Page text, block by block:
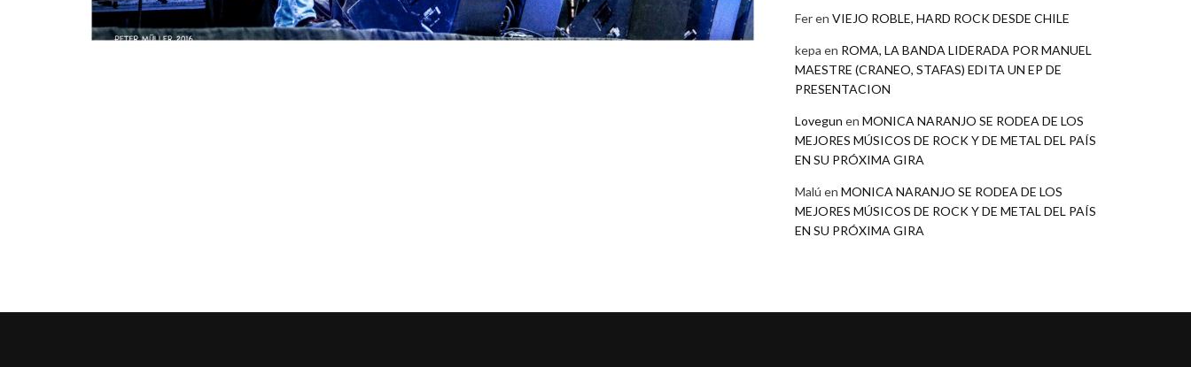
Feren VIEJO ROBLE, HARD ROCK DESDE CHILE
kepa en ROMA, LA BANDA LIDERADA POR MANUEL
MAESTRE (CRANEO, STAFAS) EDITA UN EP DE
PRESENTACION
Lovegun en MONICA NARANJO SE RODEA DE LOS
MEJORES MÚSICOS DE ROCK Y DE METAL DEL PAÍS
EN SU PRÓXIMA GIRA
Malú en MONICA NARANJO SE RODEA DE LOS
MEJORES MÚSICOS DE ROCK Y DE METAL DEL PAÍS
EN SU PRÓXIMA GIRA